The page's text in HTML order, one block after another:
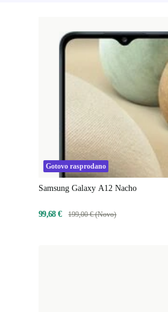
Gotovo rasprodano
Samsung Galaxy A12 Nacho
99,68 € 199,00 € (Novo)